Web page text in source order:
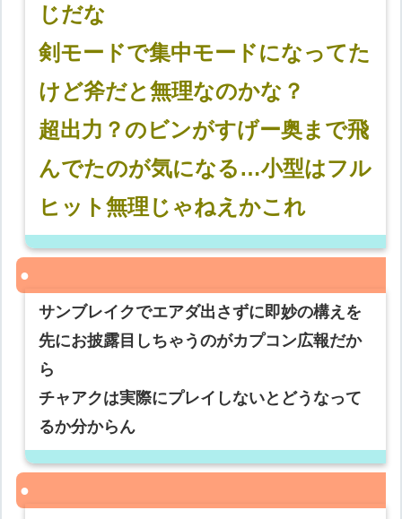
じだな
剣モードで集中モードになってた
けど斧だと無理なのかな？
超出力？のビンがすげー奥まで飛
んでたのが気になる…小型はフル
ヒット無理じゃねえかこれ
サンブレイクでエアダ出さずに即妙の構えを
先にお披露目しちゃうのがカプコン広報だか
ら
チャアクは実際にプレイしないとどうなって
るか分からん